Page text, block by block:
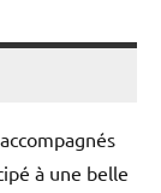
à une belle